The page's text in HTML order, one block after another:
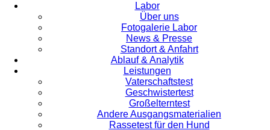
Labor
Über uns
Fotogalerie Labor
News & Presse
Standort & Anfahrt
Ablauf & Analytik
Leistungen
Vaterschaftstest
Geschwistertest
Großelterntest
Andere Ausgangsmaterialien
Rassetest für den Hund